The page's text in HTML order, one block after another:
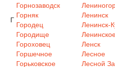
Г
Горнозаводск
Горняк
Городец
Городище
Гороховец
Горшечное
Горьковское
Ленинск
Ленинск-
Ленск
Лесное
Лесной